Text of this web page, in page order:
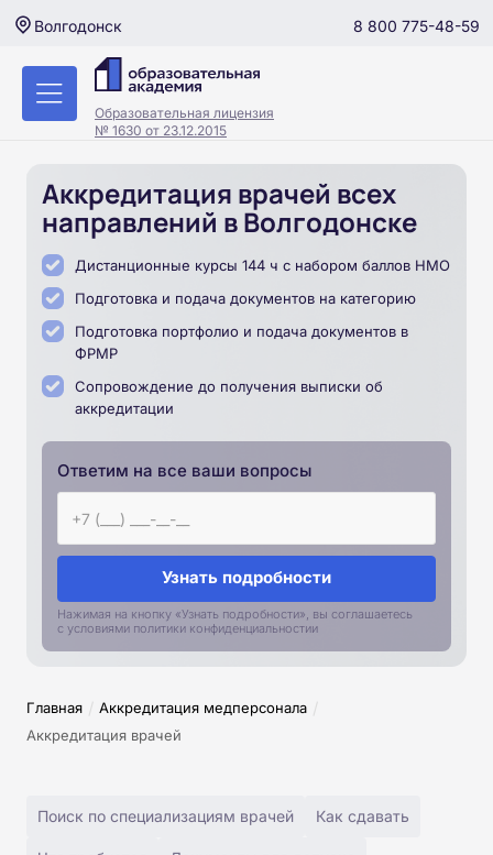
Волгодонск 8 800 775-48-59
Образовательная лицензия
№ 1630 от 23.12.2015
Аккредитация врачей всех
направлений в Волгодонске
Дистанционные курсы 144 ч с набором баллов НМО
Подготовка и подача документов на категорию
Подготовка портфолио и подача документов в
ФРМР
Сопровождение до получения выписки об
аккредитации
Ответим на все ваши вопросы
Узнать подробности
Нажимая на кнопку «Узнать подробности», вы соглашаетесь
с условиями политики конфиденциальностии
Главная / Аккредитация медперсонала /
Аккредитация врачей
Поиск по специализациям врачей Как сдавать